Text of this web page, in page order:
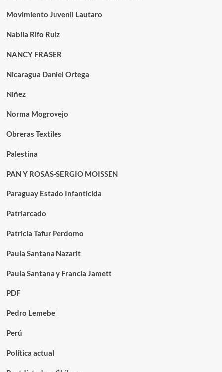
Movimiento Juvenil Lautaro
Nabila Rifo Ruiz
NANCY FRASER
Nicaragua Daniel Ortega
Niñez
Norma Mogrovejo
Obreras Textiles
Palestina
PAN Y ROSAS-SERGIO MOISSEN
Paraguay Estado Infanticida
Patriarcado
Patricia Tafur Perdomo
Paula Santana Nazarit
Paula Santana y Francia Jamett
PDF
Pedro Lemebel
Perú
Política actual